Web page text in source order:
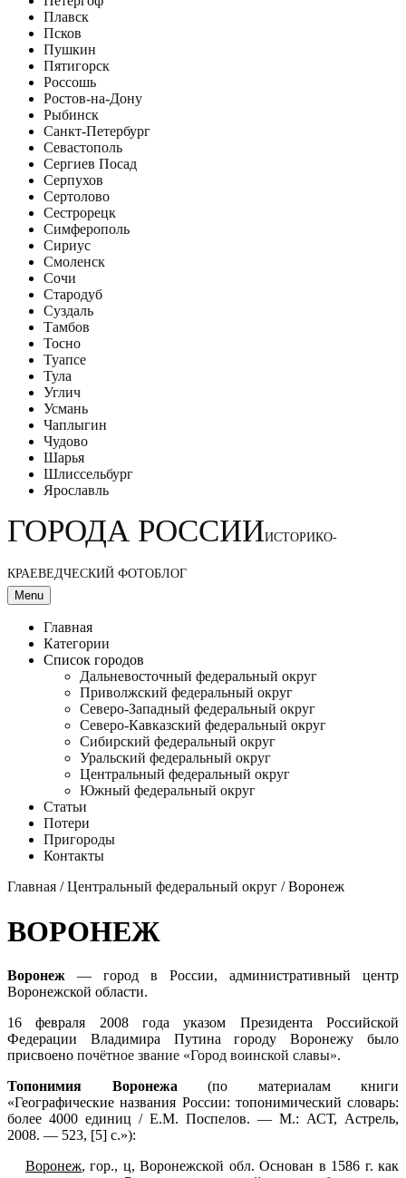
Плавск
Псков
Пушкин
Пятигорск
Россошь
Ростов-на-Дону
Рыбинск
Санкт-Петербург
Севастополь
Сергиев Посад
Серпухов
Сертолово
Сестрорецк
Симферополь
Сириус
Смоленск
Сочи
Стародуб
Суздаль
Тамбов
Тосно
Туапсе
Тула
Углич
Усмань
Чаплыгин
Чудово
Шарья
Шлиссельбург
Ярославль
ГОРОДА РОССИИИСТОРИКО-
КРАЕВЕДЧЕСКИЙ ФОТОБЛОГ
Menu
Главная
Категории
Список городов
Дальневосточный федеральный округ
Приволжский федеральный округ
Северо-Западный федеральный округ
Северо-Кавказский федеральный округ
Сибирский федеральный округ
Уральский федеральный округ
Центральный федеральный округ
Южный федеральный округ
Статьи
Потери
Пригороды
Контакты
Главная /Центральный федеральный округ / Воронеж
ВОРОНЕЖ
Воронеж — город в России, административный центр
Воронежской области.
16 февраля 2008 года указом Президента Российской
Федерации Владимира Путина городу Воронежу было
присвоено почётное звание «Город воинской славы».
Топонимия Воронежа (по материалам книги
«Географические названия России: топонимический словарь:
более 4000 единиц / Е.М. Поспелов. — М.: АСТ, Астрель,
2008. — 523, [5] с.»):
Воронеж, гор., ц, Воронежской обл. Основан в 1586 г. как